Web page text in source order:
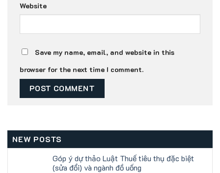
Website
Save my name, email, and website in this
browser for the next time I comment.
NEW POSTS
Góp ý dự thảo Luật Thuế tiêu thụ đặc biệt
(sửa đổi) và ngành đồ uống